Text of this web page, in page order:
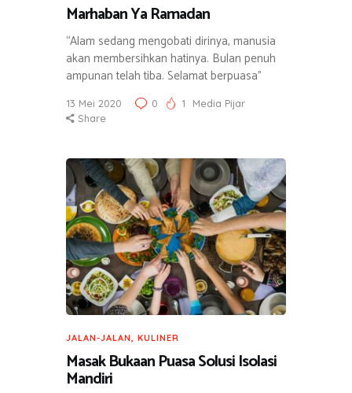
Marhaban Ya Ramadan
“Alam sedang mengobati dirinya, manusia
akan membersihkan hatinya. Bulan penuh
ampunan telah tiba. Selamat berpuasa”
13 Mei 2020 0 1
Media Pijar
Share
JALAN-JALAN, KULINER
Masak Bukaan Puasa Solusi Isolasi
Mandiri